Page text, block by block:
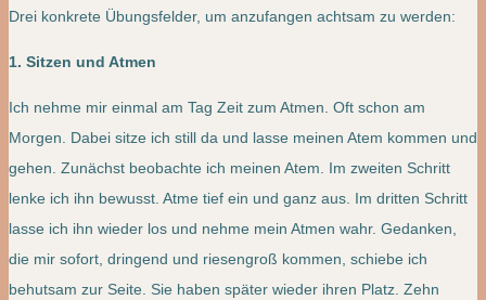
Drei konkrete Übungsfelder, um anzufangen achtsam zu werden:
1. Sitzen und Atmen
Ich nehme mir einmal am Tag Zeit zum Atmen. Oft schon am
Morgen. Dabei sitze ich still da und lasse meinen Atem kommen und
gehen. Zunächst beobachte ich meinen Atem. Im zweiten Schritt
lenke ich ihn bewusst. Atme tief ein und ganz aus. Im dritten Schritt
lasse ich ihn wieder los und nehme mein Atmen wahr. Gedanken,
die mir sofort, dringend und riesengroß kommen, schiebe ich
behutsam zur Seite. Sie haben später wieder ihren Platz. Zehn